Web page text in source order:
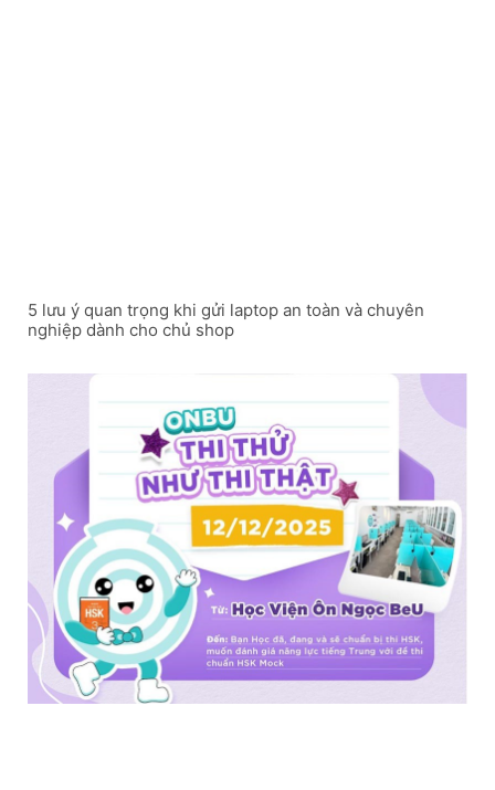
5 lưu ý quan trọng khi gửi laptop an toàn và chuyên
nghiệp dành cho chủ shop